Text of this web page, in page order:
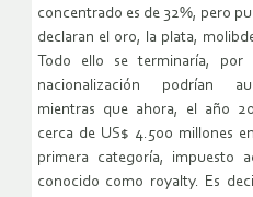
concentrado es de 32%, pero
declaran el oro, la plata,
Todo ello se terminaría,
nacionalización podrían
mientras que ahora, el año
cerca de US$ 4.500 millones
primera categoría, impuesto
conocido como royalty. Es